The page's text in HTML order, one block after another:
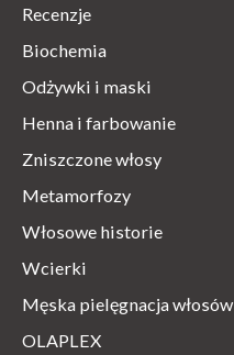
Recenzje
Biochemia
Odżywki i maski
Henna i farbowanie
Zniszczone włosy
Metamorfozy
Włosowe historie
Wcierki
Męska pielęgnacja włosów
OLAPLEX